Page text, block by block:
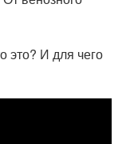
это? И для чего